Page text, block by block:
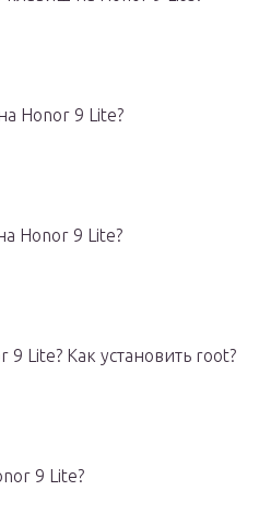
Honor 9 Lite?
Honor 9 Lite?
9 Lite? Как установить root?
9 Lite?